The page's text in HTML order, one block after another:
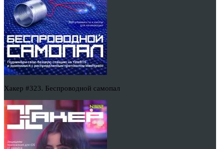
Хакер #323. Беспроводной самопал